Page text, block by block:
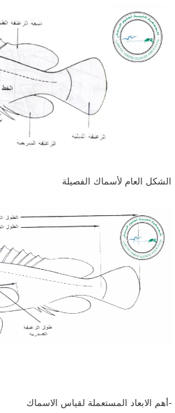
الشكل العام لأسماك الفصيلة
-أهم الابعاد المستعملة لقياس الاسماك